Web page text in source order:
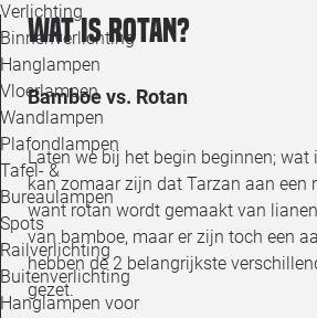
Verlichting
Binnenverlichting
Hanglampen
Vloerlampen
Wandlampen
Plafondlampen
Tafel- &
Bureaulampen
Spots
Railverlichting
Buitenverlichting
Hanglampen voor
Wat is Rotan?
Bamboe vs. Rotan
Laten we bij het begin beginnen; wat
kan zomaar zijn dat Tarzan aan een
want rotan wordt gemaakt van
van bamboe, maar er zijn toch een
hebben de 2 belangrijkste
gezet.